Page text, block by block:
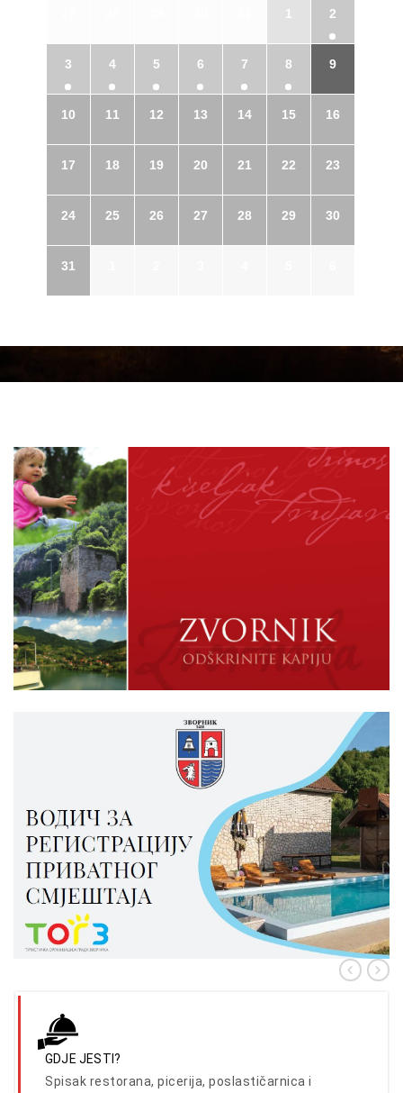
1 2
3 4 5 6 7 8 9
10 11 12 13 14 15 16
17 18 19 20 21 22 23
24 25 26 27 28 29 30
31
GDJE JESTI?
Spisak restorana, picerija, poslastičarnica i